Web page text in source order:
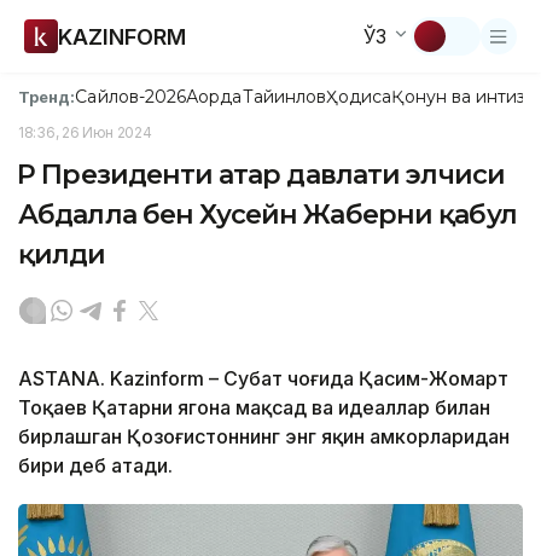
KAZINFORM ЎЗ
Тренд:Сайлов-2026АқордаТайинловҲодисаҚонун ва
18:36, 26 Июн 2024
ҚР Президенти Қатар давлати элчиси
Абдалла бен Хусейн Жаберни қабул
қилди
ASTANA. Kazinform – Суҳбат чоғида Қасим-Жомарт
Тоқаев Қатарни ягона мақсад ва идеаллар билан
бирлашган Қозоғистоннинг энг яқин ҳамкорларидан
бири деб атади.